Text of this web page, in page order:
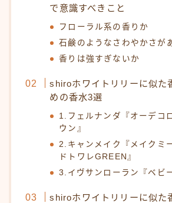
で意識すべきこと
フローラル系の香りか
石鹸のようなさわやかさが
香りは強すぎないか
shiroホワイトリリーに似た
めの香水3選
1.フェルナンダ『オーデコ
ウン』
2.キャンメイク『メイクミ
ドトワレGREEN』
3.イヴサンローラン『ベビ
shiroホワイトリリーに似た